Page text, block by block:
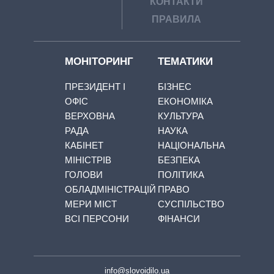
ПРАВИЛА
МОНІТОРИНГ
ПРЕЗИДЕНТ І
ОФІС
ВЕРХОВНА
РАДА
КАБІНЕТ
МІНІСТРІВ
ГОЛОВИ
ОБЛАДМІНІСТРАЦІЙ
МЕРИ МІСТ
ВСІ ПЕРСОНИ
ТЕМАТИКИ
БІЗНЕС
ЕКОНОМІКА
КУЛЬТУРА
НАУКА
НАЦІОНАЛЬНА
БЕЗПЕКА
ПОЛІТИКА
ПРАВО
СУСПІЛЬСТВО
ФІНАНСИ
info@slovoidilo.ua